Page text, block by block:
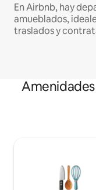
En Airbnb, hay
amueblados,
traslados y